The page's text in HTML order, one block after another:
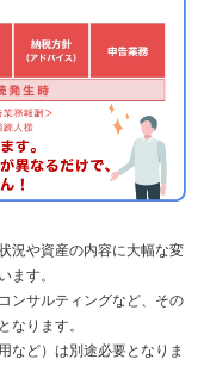
況や資産の内容に大幅な変
ます。
ンサルティングなど、その
なります。
など）は別途必要となりま